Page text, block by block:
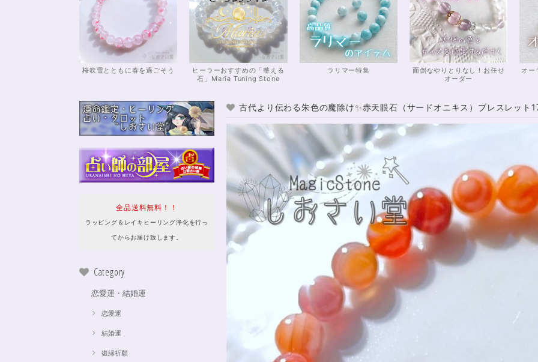
桜吹雪とともに春を過ごそう
ヒーラーおすすめの「整える
石」Maria Tuning Stone
ラリマー特集
面倒なやりとりなし！お任せ
オーダー
オー
全品送料無料！！
ラッピング＆レイキヒーリング浄化を行っ
てからお届け致します。
Category
恋愛運・結婚運
恋愛運
結婚運
復縁祈願
古代より伝わる朱色の魔除け✨赤天眼石（サードオニキス）ブレスレット